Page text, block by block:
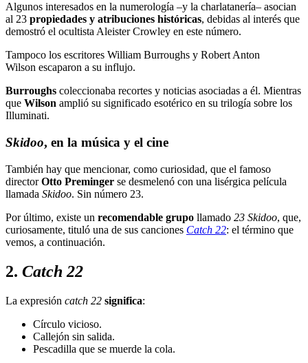
Algunos interesados en la numerología –y la charlatanería– asocian
al 23 propiedades y atribuciones históricas, debidas al interés que
demostró el ocultista Aleister Crowley en este número.
Tampoco los escritores William Burroughs y Robert Anton
Wilson escaparon a su influjo.
Burroughs coleccionaba recortes y noticias asociadas a él. Mientras
que Wilson amplió su significado esotérico en su trilogía sobre los
Illuminati.
Skidoo, en la música y el cine
También hay que mencionar, como curiosidad, que el famoso
directorOtto Preminger se desmelenó con una lisérgica película
llamada Skidoo. Sin número 23.
Por último, existe un recomendable grupo llamado 23 Skidoo, que,
curiosamente, tituló una de sus canciones Catch 22: el término que
vemos, a continuación.
2. Catch 22
La expresión catch 22 significa:
Círculo vicioso.
Callejón sin salida.
Pescadilla que se muerde la cola.